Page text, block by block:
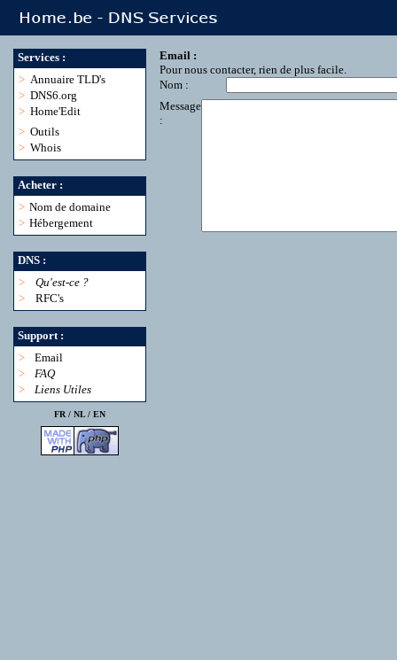
Services :
> Annuaire TLD's
> DNS6.org
> Home'Edit
> Outils
> Whois
Acheter :
> Nom de domaine
> Hébergement
DNS :
>
Qu'est-ce ?
>
RFC's
Support :
>
Email
>
FAQ
>
Liens Utiles
FR / NL/ EN
Email :
Pour nous contacter, rien de plus facile.
Nom :
Message
: